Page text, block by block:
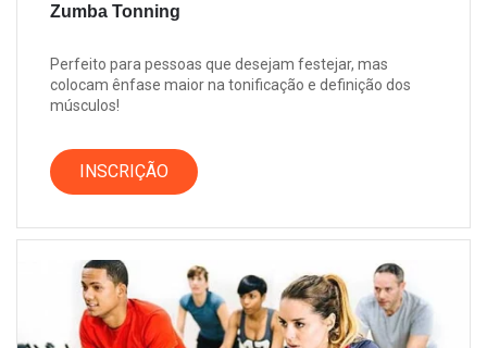
Zumba Tonning
Perfeito para pessoas que desejam festejar, mas
colocam ênfase maior na tonificação e definição dos
músculos!
INSCRIÇÃO